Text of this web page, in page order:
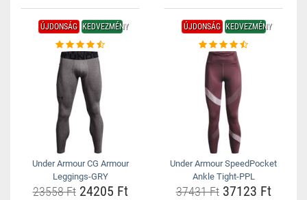
ÚJDONSÁG KEDVEZMÉNY
Under Armour CG Armour
Leggings-GRY
23558 Ft24205 Ft
ÚJDONSÁG KEDVEZMÉNY
Under Armour SpeedPocket
Ankle Tight-PPL
37431 Ft37123 Ft